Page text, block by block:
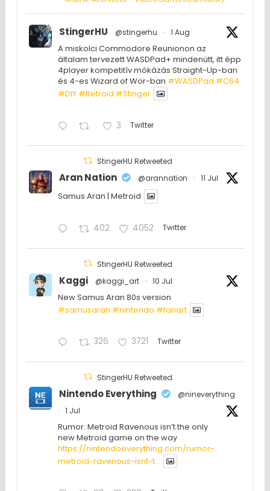
StingerHU @stingerhu · 1 Aug
A miskolci Commodore Reunionon az
általam tervezett WASDPad+ mindenütt, itt épp
4player kompetitív mókázás Straight-Up-ban
és 4-es Wizard of Wor-ban #WASDPad #C64
#DIY #Retroid #Stinger
3 Twitter
StingerHU Retweeted
Aran Nation @arannation · 11 Jul
Samus Aran | Metroid
402 4052 Twitter
StingerHU Retweeted
Kaggi @kaggi_art · 10 Jul
New Samus Aran 80s version
#samusaran #nintendo #fanartㅤㅤㅤㅤ
326 3721 Twitter
StingerHU Retweeted
Nintendo Everything
@nineverything
·
1 Jul
Rumor: Metroid Ravenous isn’t the only
new Metroid game on the way
https://nintendoeverything.com/rumor-
metroid-ravenous-isnt-t...